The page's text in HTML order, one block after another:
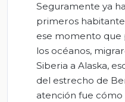
Seguramente ya
primeros
ese momento que
los océanos,
Siberia a Alaska,
del estrecho de
atención fue cómo